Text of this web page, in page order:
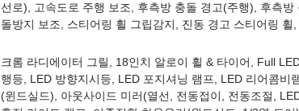
선로), 고속도로 주행 보조, 후측방 충돌 경고(주행), 후측
돌방지 보조, 스티어링 휠 그립감지, 진동 경고 스티어링 휠
크롬 라디에이터 그릴, 18인치 알로이 휠 & 타이어, Full
행등, LED 방향지시등, LED 포지셔닝 램프, LED 리어콤비
(윈드실드), 아웃사이드 미러(열선, 전동접이, 전동조절,